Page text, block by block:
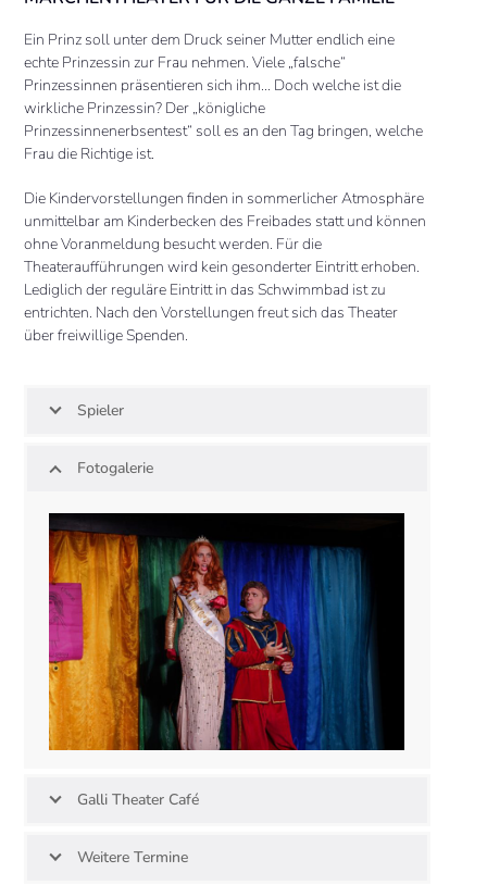
Ein Prinz soll unter dem Druck seiner Mutter endlich eine
echte Prinzessin zur Frau nehmen. Viele „falsche“
Prinzessinnen präsentieren sich ihm… Doch welche ist die
wirkliche Prinzessin? Der „königliche
Prinzessinnenerbsentest“ soll es an den Tag bringen, welche
Frau die Richtige ist.
Die Kindervorstellungen finden in sommerlicher Atmosphäre
unmittelbar am Kinderbecken des Freibades statt und können
ohne Voranmeldung besucht werden. Für die
Theateraufführungen wird kein gesonderter Eintritt erhoben.
Lediglich der reguläre Eintritt in das Schwimmbad ist zu
entrichten. Nach den Vorstellungen freut sich das Theater
über freiwillige Spenden.
Spieler
Fotogalerie
Galli Theater Café
Weitere Termine